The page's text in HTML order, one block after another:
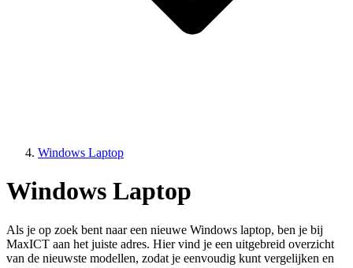
Windows Laptop
Windows Laptop
Als je op zoek bent naar een nieuwe Windows laptop, ben je bij
MaxICT aan het juiste adres. Hier vind je een uitgebreid overzicht
van de nieuwste modellen, zodat je eenvoudig kunt vergelijken en